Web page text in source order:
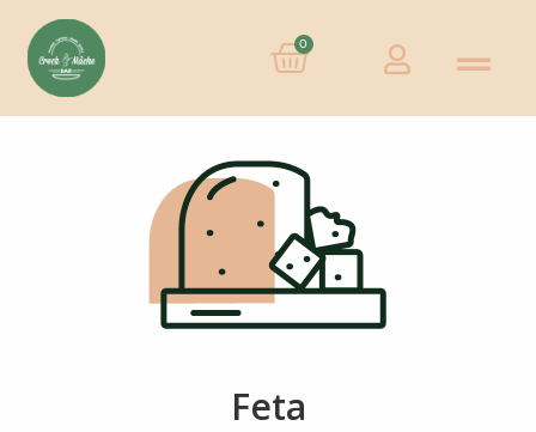
0
Feta